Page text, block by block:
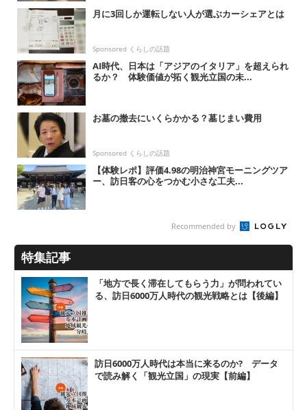
月に3回しか運転しない人が選ぶカーシェアとは
Sponsored くらしの話題
AI時代、日本は「アジアのイタリア」を超えられ
るか？ 体験価値が拓く観光立国の未...
お墓の撤去にいくらかかる？墓じまい費用
Sponsored くらしの話題
【体験レポ】評価4.98の明治神宮モーニングツア
ー、訪日客の心をつかむ小さな工夫...
Recommended by
特集記事
「地方で長く滞在してもらう力」が問われてい
る、訪日6000万人時代の観光戦略とは【後編】
訪日6000万人時代は本当に来るのか? データ
で読み解く「観光立国」の現実【前編】